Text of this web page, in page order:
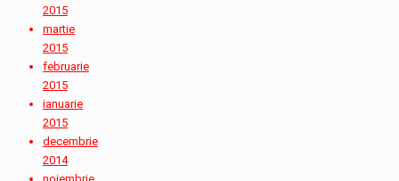
2015
martie
2015
februarie
2015
ianuarie
2015
decembrie
2014